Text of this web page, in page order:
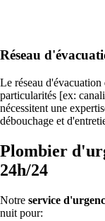
Réseau
Le réseau
particularités [ex:
nécessitent une
débouchage et
Plombier
24h/24
Notre service
nuit pour: